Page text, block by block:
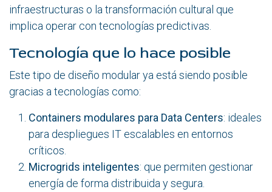
infraestructuras o la transformación cultural que
implica operar con tecnologías predictivas.
Tecnología que lo hace posible
Este tipo de diseño modular ya está siendo posible
gracias a tecnologías como:
Containers modulares para Data Centers: ideales
para despliegues IT escalables en entornos
críticos.
Microgrids inteligentes: que permiten gestionar
energía de forma distribuida y segura.